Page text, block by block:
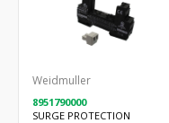
Weidmuller
8951790000
SURGE PROTECTION